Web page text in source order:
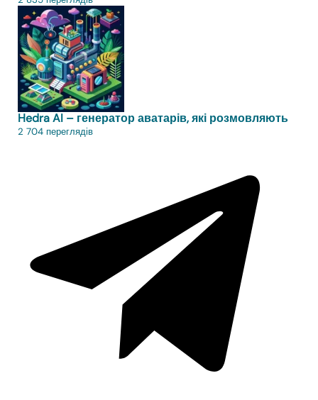
Hedra AI – генератор аватарів, які розмовляють
2 704 переглядів